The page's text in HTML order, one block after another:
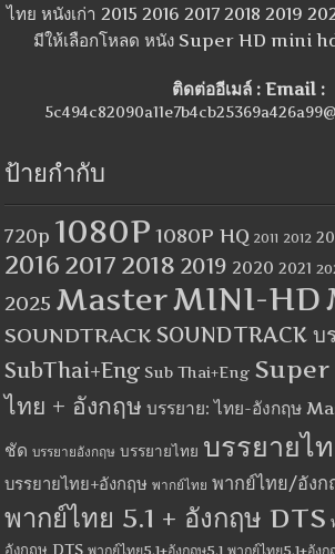
ไทย หนังเก่า 2015 2016 2017 2018 2019
มีให้เลือกโหลด หนัง Super HD mini
ติดต่ออีเมล์ : Email :
ป้ายกำกับ
720p 1080P 1080P HQ 2011 2012
2016 2017 2018 2019 2020 2021
2025 MasterMINI-HD
SOUNDTRACK SOUNDTRACK บ
SubThai+Eng Sub Thai+Eng Super
ไทย + อังกฤษ บรรยาย: ไทย-อังกฤษ
ชัด บรรยายอังกฤษ บรรยายไทย บรรยายไ
บรรยายไทย+อังกฤษ พากย์ไทย พากย์ไทย/อังก
พากย์ไทย 5.1 + อังกฤษ DTS
อังกฤษ DTS พากย์ไทย5.1+อังกฤษ5.1 พากย์ไทย5.1+อังก